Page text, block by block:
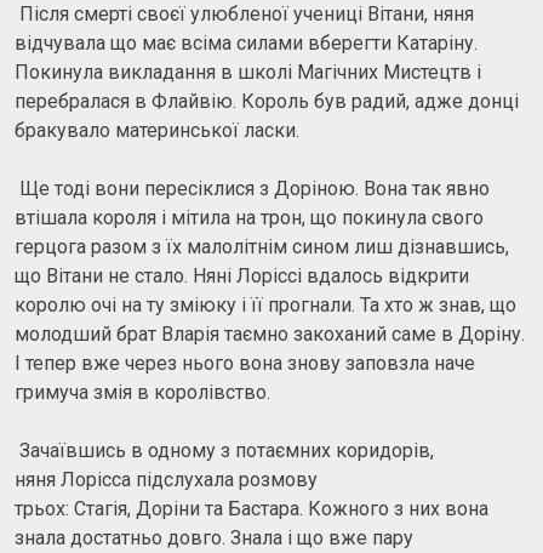
Після смерті своєї улюбленої учениці Вітани, няня
відчувала що має всіма силами вберегти Катаріну.
Покинула викладання в школі Магічних Мистецтв і
перебралася в Флайвію. Король був радий, адже донці
бракувало материнської ласки.
Ще тоді вони пересіклися з Доріною. Вона так явно
втішала короля і мітила на трон, що покинула свого
герцога разом з їх малолітнім сином лиш дізнавшись,
що Вітани не стало. Няні Лоріссі вдалось відкрити
королю очі на ту зміюку і її прогнали. Та хто ж знав, що
молодший брат Вларія таємно закоханий саме в Доріну.
І тепер вже через нього вона знову заповзла наче
гримуча змія в королівство.
Зачаївшись в одному з потаємних коридорів,
няня Лорісса підслухала розмову
трьох: Стагія, Доріни та Бастара. Кожного з них вона
знала достатньо довго. Знала і що вже пару